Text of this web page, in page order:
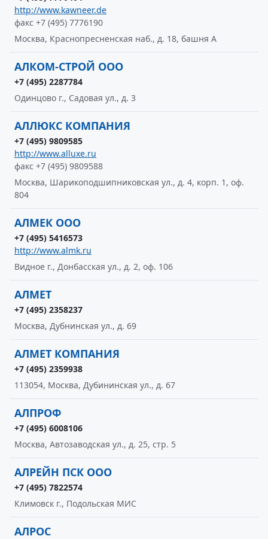
http://www.kawneer.de
факс +7 (495) 7776190
Москва, Краснопресненская наб., д. 18, башня А
АЛКОМ-СТРОЙ ООО
+7 (495) 2287784
Одинцово г., Садовая ул., д. 3
АЛЛЮКС КОМПАНИЯ
+7 (495) 9809585
http://www.alluxe.ru
факс +7 (495) 9809588
Москва, Шарикоподшипниковская ул., д. 4, корп. 1, оф.
804
АЛМЕК ООО
+7 (495) 5416573
http://www.almk.ru
Видное г., Донбасская ул., д. 2, оф. 106
АЛМЕТ
+7 (495) 2358237
Москва, Дубнинская ул., д. 69
АЛМЕТ КОМПАНИЯ
+7 (495) 2359938
113054, Москва, Дубининская ул., д. 67
АЛПРОФ
+7 (495) 6008106
Москва, Автозаводская ул., д. 25, стр. 5
АЛРЕЙН ПСК ООО
+7 (495) 7822574
Климовск г., Подольская МИС
АЛРОС